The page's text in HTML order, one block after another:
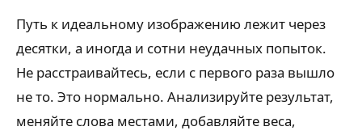
Путь к идеальному изображению лежит через
десятки, а иногда и сотни неудачных попыток.
Не расстраивайтесь, если с первого раза вышло
не то. Это нормально. Анализируйте результат,
меняйте слова местами, добавляйте веса,